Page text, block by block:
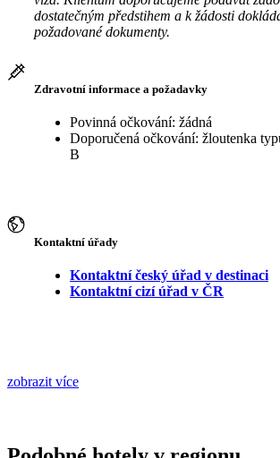
dostatečným předstihem a k žádosti
požadované dokumenty.
Zdravotní informace a požadavky
Povinná očkování: žádná
Doporučená očkování: žloutenka
B
Kontaktní úřady
Kontaktní český úřad v destinaci
Kontaktní cizí úřad v ČR
zobrazit více